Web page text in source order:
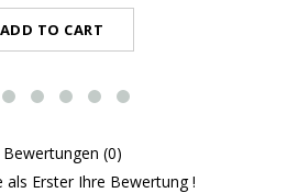
ADD TO CART
Bewertungen (0)
als Erster Ihre Bewertung !